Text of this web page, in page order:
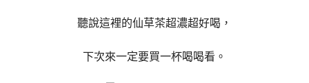
聽說這裡的仙草茶超濃超好喝，
下次來一定要買一杯喝喝看。